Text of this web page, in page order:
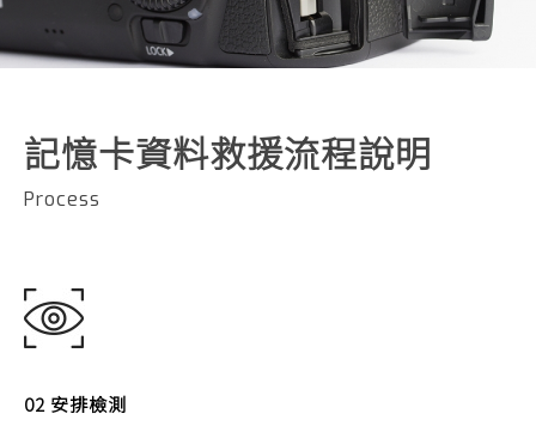
記憶卡資料救援流程說明
Process
02 安排檢測